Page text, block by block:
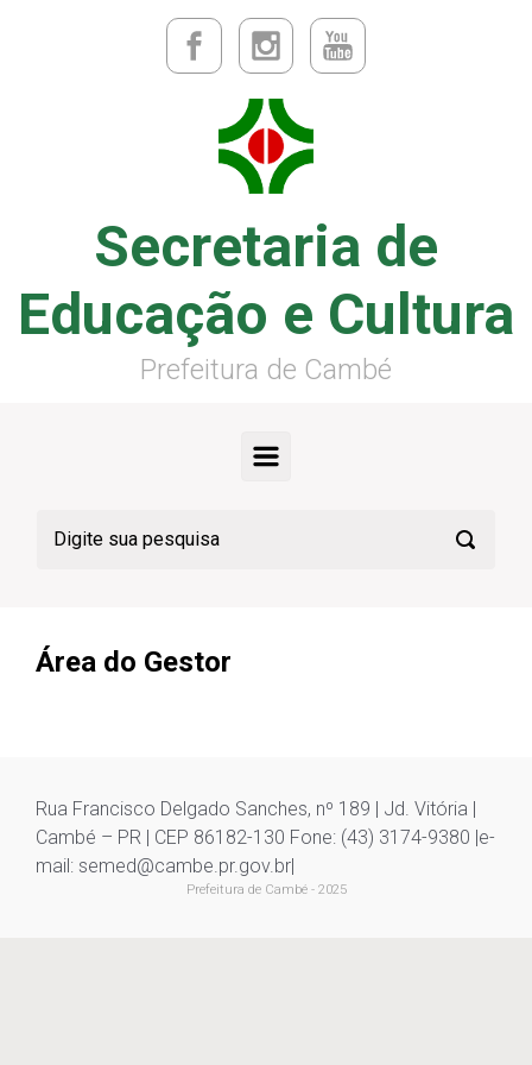
Secretaria de
Educação e Cultura
Prefeitura de Cambé
Área do Gestor
Rua Francisco Delgado Sanches, nº 189 | Jd. Vitória |
Cambé – PR | CEP 86182-130 Fone: (43) 3174-9380 |e-
mail: semed@cambe.pr.gov.br|
Prefeitura de Cambé- 2025